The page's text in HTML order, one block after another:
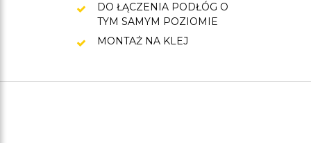
DO ŁĄCZENIA PODŁÓG O
TYM SAMYM POZIOMIE
MONTAŻ NA KLEJ